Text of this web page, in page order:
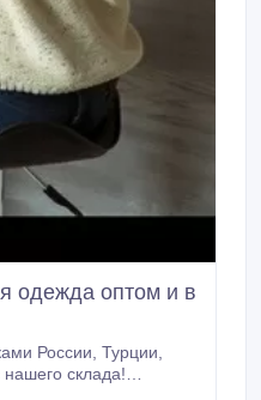
одежда оптом и в
Турции,
склада!